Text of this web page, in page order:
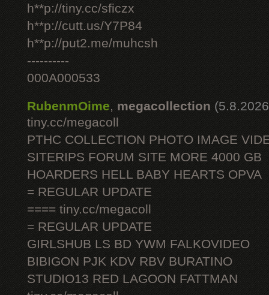
h**p://tiny.cc/sficzx
h**p://cutt.us/Y7P84
h**p://put2.me/muhcsh
----------
000A000533
RubenmOime, megacollection
tiny.cc/megacoll
PTHC COLLECTION PHOTO IMAGE
SITERIPS FORUM SITE MORE 4000 GB
HOARDERS HELL BABY HEARTS OPVA
= REGULAR UPDATE
==== tiny.cc/megacoll
= REGULAR UPDATE
GIRLSHUB LS BD YWM FALKOVIDEO
BIBIGON PJK KDV RBV BURATINO
STUDIO13 RED LAGOON FATTMAN